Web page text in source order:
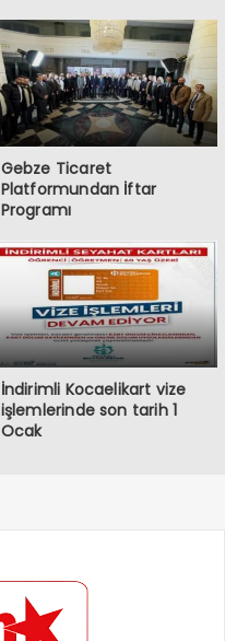
Gebze Ticaret
Platformundan İftar
Programı
İndirimli Kocaelikart vize
işlemlerinde son tarih 1
Ocak